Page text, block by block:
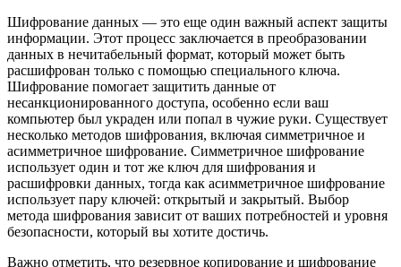
Шифрование данных — это еще один важный аспект защиты
информации. Этот процесс заключается в преобразовании
данных в нечитабельный формат, который может быть
расшифрован только с помощью специального ключа.
Шифрование помогает защитить данные от
несанкционированного доступа, особенно если ваш
компьютер был украден или попал в чужие руки. Существует
несколько методов шифрования, включая симметричное и
асимметричное шифрование. Симметричное шифрование
использует один и тот же ключ для шифрования и
расшифровки данных, тогда как асимметричное шифрование
использует пару ключей: открытый и закрытый. Выбор
метода шифрования зависит от ваших потребностей и уровня
безопасности, который вы хотите достичь.
Важно отметить, что резервное копирование и шифрование